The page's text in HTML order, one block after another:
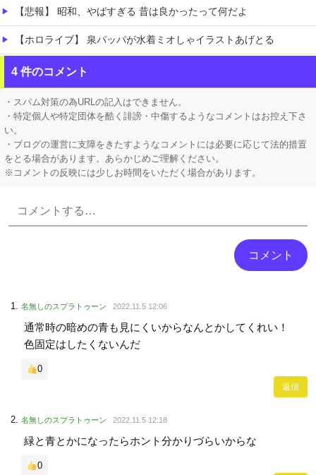
【悲報】 昭和、やばすぎる 昔は良かったって何だよ
【ホロライブ】 泉パッパが水着ミオしゃイラストあげとる
【画像】 「マスク美人さん、また我々を欺く」←海外でも流行りだした結果がこちらw w w w w w w
【にじさんじ】 五木、すべてをメモ帳で管理する長尾に表計算ソフトを布教へ『企画趣旨でもう草生える』【8/6(木)20:00】
4 件のコメント
・スパム対策の為URLの記入はできません。
・特定個人や特定団体を酷く誹謗・中傷するようなコメントはお控え下さ
い。
・ブログの運営に支障をきたすようなコメントには必要に応じて法的措置
をとる場合があります。あらかじめご理解ください。
※コメントの反映には少しお時間をいただく場合があります。
名無しのスプラトゥーン 2022.11.5 12:06
通常時の暗めの青も見にくいからなんとかしてくれい！
色固定はしたくないんだ
0
返信
名無しのスプラトゥーン 2022.11.5 12:18
緑と青とかになったらホント分かりづらいからな
0